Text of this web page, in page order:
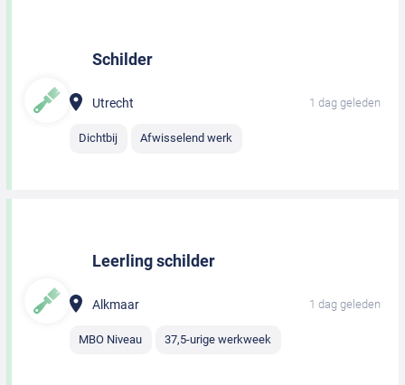
Schilder
Utrecht 1 dag geleden
Dichtbij Afwisselend werk
Leerling schilder
Alkmaar 1 dag geleden
MBO Niveau 37,5-urige werkweek